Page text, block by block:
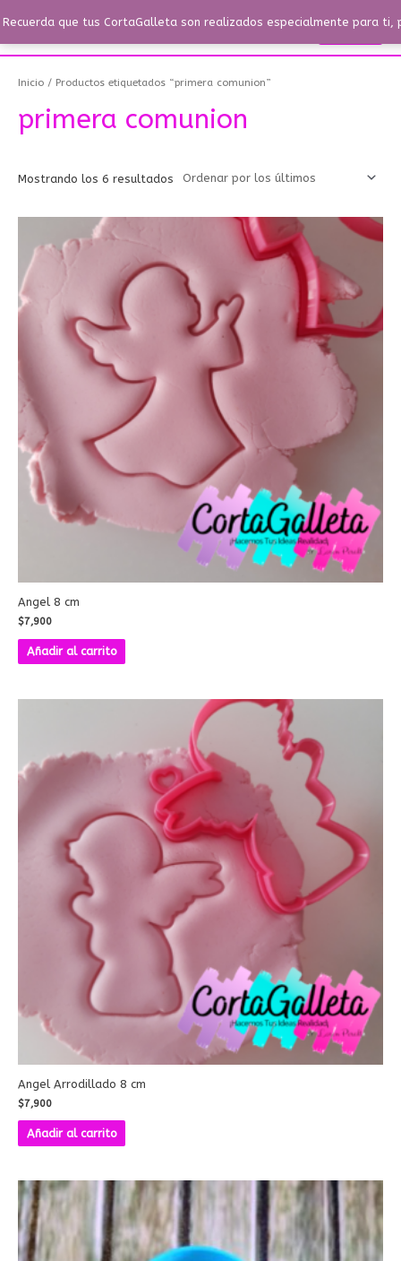
Recuerda que tus CortaGalleta son realizados especialmente para
al
Menú
Menú
Buscar
Inicio / Productos etiquetados “primera comunion”
primera comunion
Mostrando los 6 resultados
Ordenado
los
Angel 8 cm
$7,900
Añadir al carrito
Angel Arrodillado 8 cm
$7,900
Añadir al carrito